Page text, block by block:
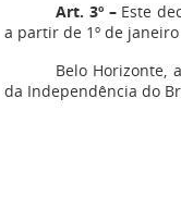
Art. 3º –Este
a partir de 1º de
Belo Horizonte,
da Independência do